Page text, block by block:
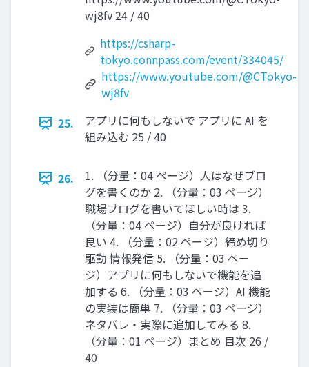
wj8fv 24 / 40
https://csharp-
tokyo.connpass.com/event/334045/
https://www.youtube.com/@CTokyo-
wj8fv
25.
アプリに何もしないで アプリに AI を
組み込む 25 / 40
26.
1. （分量：04 ページ）人はなぜブロ
グを書くのか 2. （分量：03 ページ）
職場ブログを書いてほしい時は 3.
（分量：04 ページ）自分が良ければ
良い 4. （分量：02 ページ）締め切り
駆動 情報発信 5. （分量：03 ペー
ジ）アプリに何もしないで機能を追
加する 6. （分量：03 ページ）AI 機能
の実装は簡単 7. （分量：03 ページ）
ネタバレ・実際に追加してみる 8.
（分量：01 ページ）まとめ 目次 26 /
40